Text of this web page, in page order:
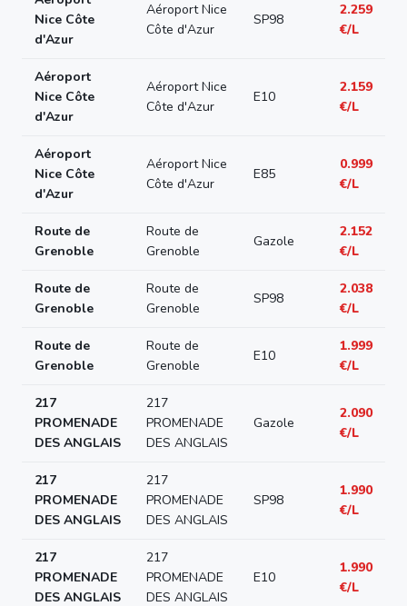
Nice Côte
d'Azur
Aéroport Nice
Côte d'Azur
SP98
2.259
€/L
Aéroport
Nice Côte
d'Azur
Aéroport Nice
Côte d'Azur
E10
2.159
€/L
Aéroport
Nice Côte
d'Azur
Aéroport Nice
Côte d'Azur
E85
0.999
€/L
Route de
Grenoble
Route de
Grenoble
Gazole
2.152
€/L
Route de
Grenoble
Route de
Grenoble
SP98
2.038
€/L
Route de
Grenoble
Route de
Grenoble
E10
1.999
€/L
217
PROMENADE
DES ANGLAIS
217
PROMENADE
DES ANGLAIS
Gazole
2.090
€/L
217
PROMENADE
DES ANGLAIS
217
PROMENADE
DES ANGLAIS
SP98
1.990
€/L
217
PROMENADE
DES ANGLAIS
217
PROMENADE
DES ANGLAIS
E10
1.990
€/L